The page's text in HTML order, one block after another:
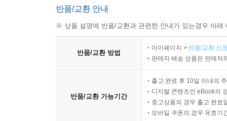
반품/교환 안내
※ 상품 설명에 반품/교환과 관련한 안내가 있는경우 아
반품/교환 방법
마이페이지 > 반품/교환 신
판매자 배송 상품은 판매자
반품/교환 가능기간
출고 완료 후 10일 이내의
디지털 콘텐츠인 eBook의
중고상품의 경우 출고 완료
모바일 쿠폰의 경우 유효기